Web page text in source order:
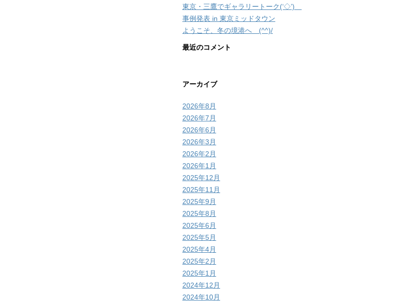
東京・三鷹でギャラリートーク(‘◇’)ゞ
事例発表 in 東京ミッドタウン
ようこそ、冬の境港へ (^^)/
最近のコメント
アーカイブ
2026年8月
2026年7月
2026年6月
2026年3月
2026年2月
2026年1月
2025年12月
2025年11月
2025年9月
2025年8月
2025年6月
2025年5月
2025年4月
2025年2月
2025年1月
2024年12月
2024年10月